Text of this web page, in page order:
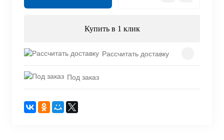
Купить в 1 клик
Рассчитать доставку
Под заказ